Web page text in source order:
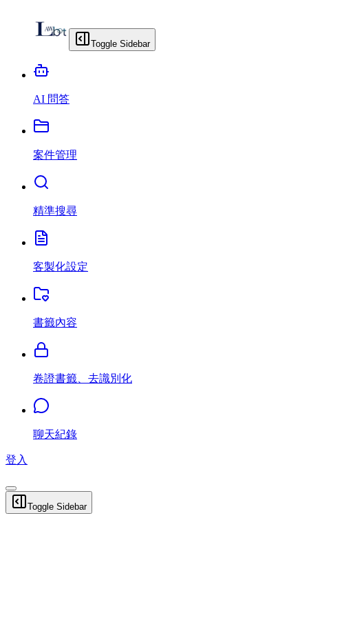
Toggle Sidebar
AI 問答
案件管理
精準搜尋
客製化設定
書籤內容
卷證書籤、去識別化
聊天紀錄
登入
Toggle Sidebar